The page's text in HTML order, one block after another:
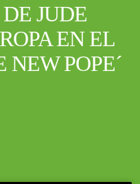
JUDE
EN EL
NEW POPE´